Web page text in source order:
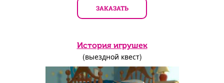
ЗАКАЗАТЬ
История игрушек
(выездной квест)